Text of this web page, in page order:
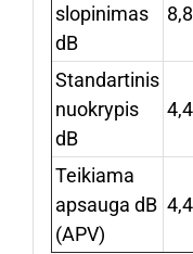
slopinimas
dB
8,8
Standartinis
nuokrypis
dB
4,4
Teikiama
apsauga dB
(APV)
4,4